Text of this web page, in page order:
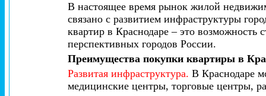
В настоящее время рынок жилой
связано с развитием инфраструктуры
квартир в Краснодаре – это
перспективных городов России.
Преимущества покупки квартиры в
Развитая инфраструктура. В Краснодаре
медицинские центры, торговые центры,